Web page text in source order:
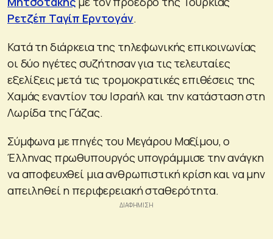
Ρετζέπ Ταγίπ Ερντογάν.
Κατά τη διάρκεια της τηλεφωνικής επικοινωνίας
οι δύο ηγέτες συζήτησαν για τις τελευταίες
εξελίξεις μετά τις τρομοκρατικές επιθέσεις της
Χαμάς εναντίον του Ισραήλ και την κατάσταση στη
Λωρίδα της Γάζας.
Σύμφωνα με πηγές του Μεγάρου Μαξίμου, ο
Έλληνας πρωθυπουργός υπογράμμισε την ανάγκη
να αποφευχθεί μια ανθρωπιστική κρίση και να μην
απειληθεί η περιφερειακή σταθερότητα.